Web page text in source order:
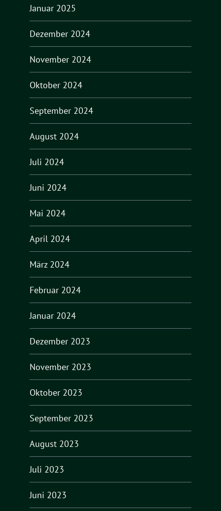
Januar 2025
Dezember 2024
November 2024
Oktober 2024
September 2024
August 2024
Juli 2024
Juni 2024
Mai 2024
April 2024
März 2024
Februar 2024
Januar 2024
Dezember 2023
November 2023
Oktober 2023
September 2023
August 2023
Juli 2023
Juni 2023